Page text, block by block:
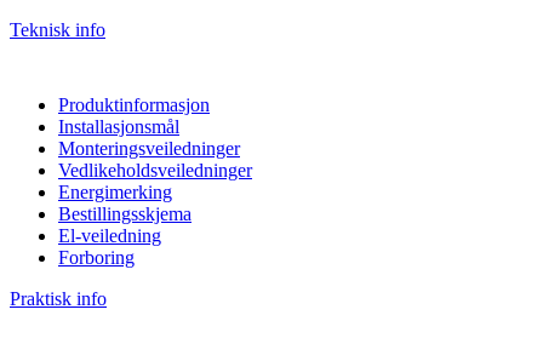
Teknisk info
Produktinformasjon
Installasjonsmål
Monteringsveiledninger
Vedlikeholdsveiledninger
Energimerking
Bestillingsskjema
El-veiledning
Forboring
Praktisk info